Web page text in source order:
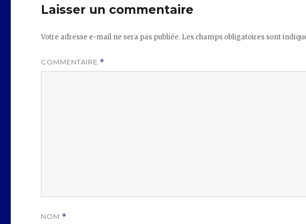
Laisser un commentaire
Votre adresse e-mail ne sera pas publiée. Les champs obligatoires sont
COMMENTAIRE *
NOM *